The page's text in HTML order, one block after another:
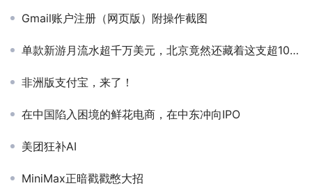
Gmail账户注册（网页版）附操作截图
单款新游月流水超千万美元，北京竟然还藏着这支超1000人的团队！
非洲版支付宝，来了！
在中国陷入困境的鲜花电商，在中东冲向IPO
美团狂补AI
MiniMax正暗戳戳憋大招